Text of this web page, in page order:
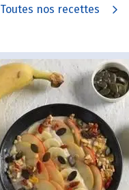
Toutes nos recettes